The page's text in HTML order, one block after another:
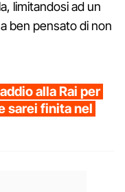
limitandosi ad un
ben pensato di non
alla Rai per
sarei finita nel